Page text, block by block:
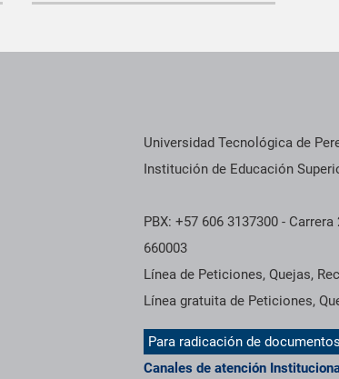
Información
Universidad Tecnológica de
Institución de Educación
PBX: +57 606 3137300 -
660003
Línea de Peticiones, Quejas,
Línea gratuita de Peticiones,
Para radicación de
Canales de atención